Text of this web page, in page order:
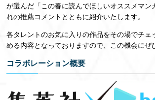
が選んだ「この春に読んでほしいオススメマン
れの推薦コメントとともに紹介いたします。
各タレントのお気に入りの作品をその場でチェ
める内容となっておりますので、この機会にぜ
コラボレーション概要